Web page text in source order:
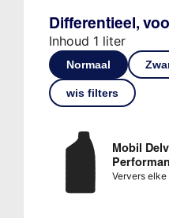
Differentieel,
Inhoud 1 liter
Normaal
wis filters
Mobil
Ververs